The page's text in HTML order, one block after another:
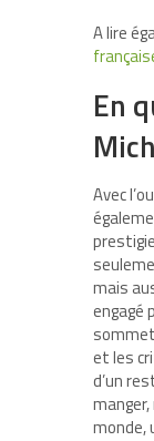
A lire
En
Avec
mais
engagé
et les
d’un
monde,